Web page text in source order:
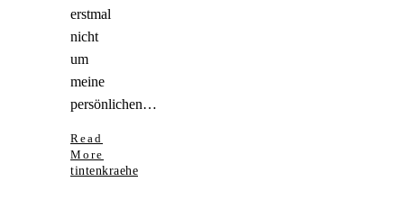
erstmal
nicht
um
meine
persönlichen…
Read
More
tintenkraehe